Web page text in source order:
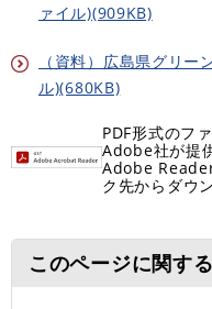
ァイル)(909KB)
（資料）広島県グリー
ル)(680KB)
PDF形式のフ
Adobe社が提
Adobe
ク先からダウ
このページに関す